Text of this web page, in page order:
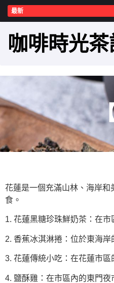
最新
咖啡時光茶
花蓮是一個充滿山林、海岸
食。
1. 花蓮黑糖珍珠鮮奶茶：在
2. 香蕉冰淇淋捲：位於東海
3. 花蓮傳統小吃：在花蓮市
4. 鹽酥雞：在市區內的東門